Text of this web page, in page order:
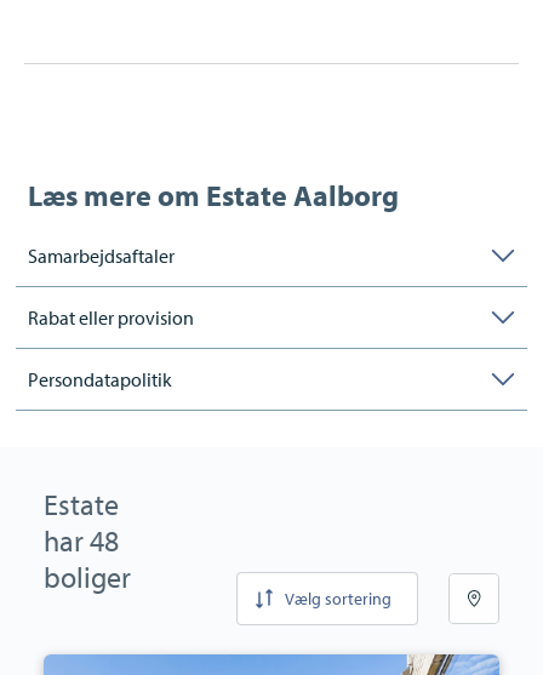
Læs mere om Estate Aalborg
Samarbejdsaftaler
Rabat eller provision
Persondatapolitik
Estate
har 48
boliger
Vælg sortering